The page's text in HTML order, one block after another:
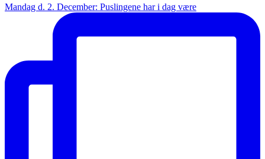
Mandag d. 2. December: Puslingene har i dag være